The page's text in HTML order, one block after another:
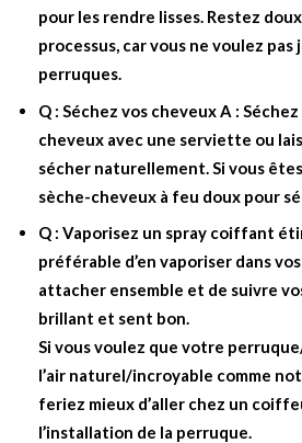
pour les rendre lisses. Restez
processus, car vous ne voulez pas
perruques.
Q : Séchez vos cheveux A :
cheveux avec une serviette ou
sécher naturellement. Si vous
sèche-cheveux à feu doux pour
Q : Vaporisez un spray coiffant
préférable d’en vaporiser dans
attacher ensemble et de suivre
brillant et sent bon.
Si vous voulez que votre
l’air naturel/incroyable comme
feriez mieux d’aller chez un
l’installation de la perruque.